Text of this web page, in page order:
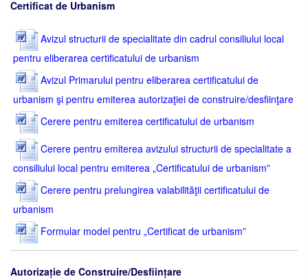
Certificat de Urbanism
Avizul structurii de specialitate din cadrul consiliului local
pentru eliberarea certificatului de urbanism
Avizul Primarului pentru eliberarea certificatului de
urbanism şi pentru emiterea autorizaţiei de construire/desfiinţare
Cerere pentru emiterea certificatului de urbanism
Cerere pentru emiterea avizului structurii de specialitate a
consiliului local pentru emiterea „Certificatului de urbanism”
Cerere pentru prelungirea valabilităţii certificatului de
urbanism
Formular model pentru „Certificat de urbanism”
Autorizație de Construire/Desființare